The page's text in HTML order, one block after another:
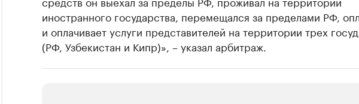
иностранного государства, перемещался за пределами РФ,
и оплачивает услуги представителей на территории трех
(РФ, Узбекистан и Кипр)», – указал арбитраж.